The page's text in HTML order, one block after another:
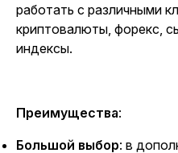
работать с различными
криптовалюты, форекс,
индексы.
Преимущества:
Большой выбор: в